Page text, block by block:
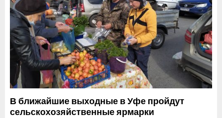
В ближайшие выходные в Уфе пройдут
сельскохозяйственные ярмарки